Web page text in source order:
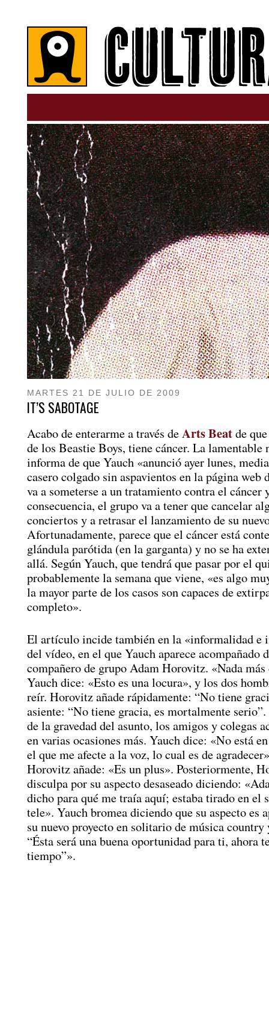
MARTES 21 DE JULIO DE 2009
IT’S SABOTAGE
Acabo de enterarme a través deArts Beatde
de los Beastie Boys, tiene cáncer. La lamentable
informa de que Yauch «anunció ayer lunes,
casero colgado sin aspavientos en la página web
va a someterse a un tratamiento contra el cáncer
consecuencia, el grupo va a tener que cancelar
conciertos y a retrasar el lanzamiento de su
Afortunadamente, parece que el cáncer está
glándula parótida (en la garganta) y no se ha
allá. Según Yauch, que tendrá que pasar por el
probablemente la semana que viene, «es algo
la mayor parte de los casos son capaces de
completo».
El artículo incide también en la «informalidad e
del vídeo, en el que Yauch aparece acompañado
compañero de grupo Adam Horovitz. «Nada más
Yauch dice: «Esto es una locura», y los dos
reír. Horovitz añade rápidamente: “No tiene
asiente: “No tiene gracia, es mortalmente
de la gravedad del asunto, los amigos y colegas
en varias ocasiones más. Yauch dice: «No está
el que me afecte a la voz, lo cual es de
Horovitz añade: «Es un plus». Posteriormente,
disculpa por su aspecto desaseado diciendo:
dicho para qué me traía aquí; estaba tirado en el
tele». Yauch bromea diciendo que su aspecto es
su nuevo proyecto en solitario de música country
“Ésta será una buena oportunidad para ti, ahora
tiempo”».